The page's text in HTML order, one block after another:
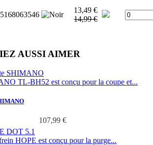
13,49 €
14,99 €
AUSSI AIMER
TL-BH52 est conçu pour la coupe et...
107,99 €
HOPE est conçu pour la purge...